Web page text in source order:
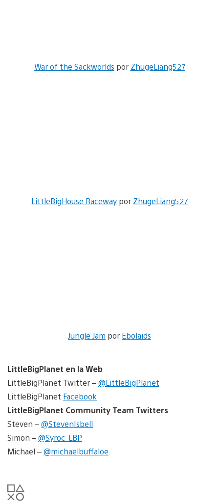
War of the Sackworlds por ZhugeLiang527
LittleBigHouse Raceway por ZhugeLiang527
Jungle Jam por Ebolaids
LittleBigPlanet en la Web
LittleBigPlanet Twitter –@LittleBigPlanet
LittleBigPlanet Facebook
LittleBigPlanet Community Team Twitters
Steven –@StevenIsbell
Simon –@Syroc_LBP
Michael –@michaelbuffaloe